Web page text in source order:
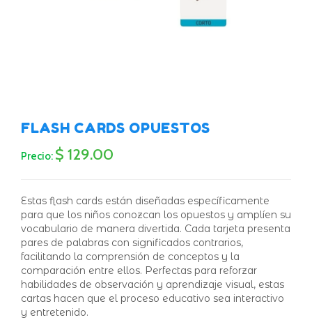
FLASH CARDS OPUESTOS
Precio: $ 129.00
Estas flash cards están diseñadas específicamente
para que los niños conozcan los opuestos y amplíen su
vocabulario de manera divertida. Cada tarjeta presenta
pares de palabras con significados contrarios,
facilitando la comprensión de conceptos y la
comparación entre ellos. Perfectas para reforzar
habilidades de observación y aprendizaje visual, estas
cartas hacen que el proceso educativo sea interactivo
y entretenido.